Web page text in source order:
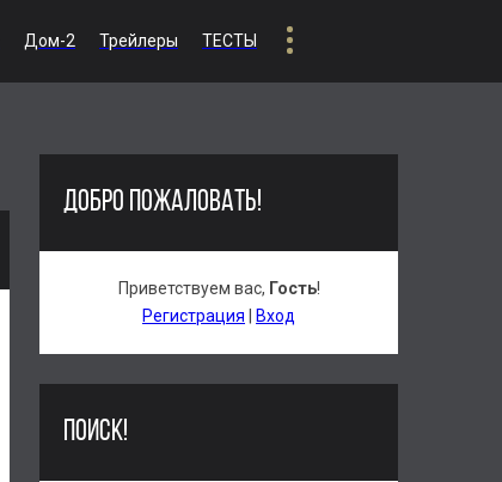
Дом-2 Трейлеры ТЕСТЫ
ДОБРО ПОЖАЛОВАТЬ!
Приветствуем вас, Гость!
Регистрация
Вход
ПОИСК!